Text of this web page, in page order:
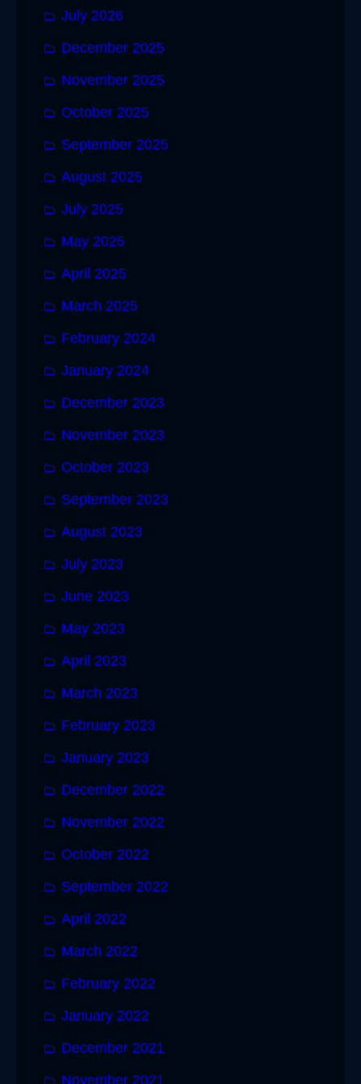
July 2026
December 2025
November 2025
October 2025
September 2025
August 2025
July 2025
May 2025
April 2025
March 2025
February 2024
January 2024
December 2023
November 2023
October 2023
September 2023
August 2023
July 2023
June 2023
May 2023
April 2023
March 2023
February 2023
January 2023
December 2022
November 2022
October 2022
September 2022
April 2022
March 2022
February 2022
January 2022
December 2021
November 2021